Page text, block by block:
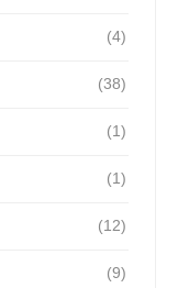
(4)
(38)
(1)
(1)
(12)
(9)